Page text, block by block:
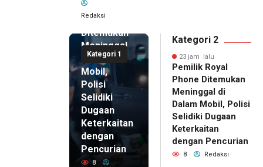
Redaksi
Kategori 1
Royal
Phone
Ditemukan
Meninggal
di Dalam
Mobil,
Polisi
Selidiki
Dugaan
Keterkaitan
dengan
Pencurian
8
Kategori 2
23 jam lalu
Pemilik Royal
Phone Ditemukan
Meninggal di
Dalam Mobil, Polisi
Selidiki Dugaan
Keterkaitan
dengan Pencurian
8 Redaksi